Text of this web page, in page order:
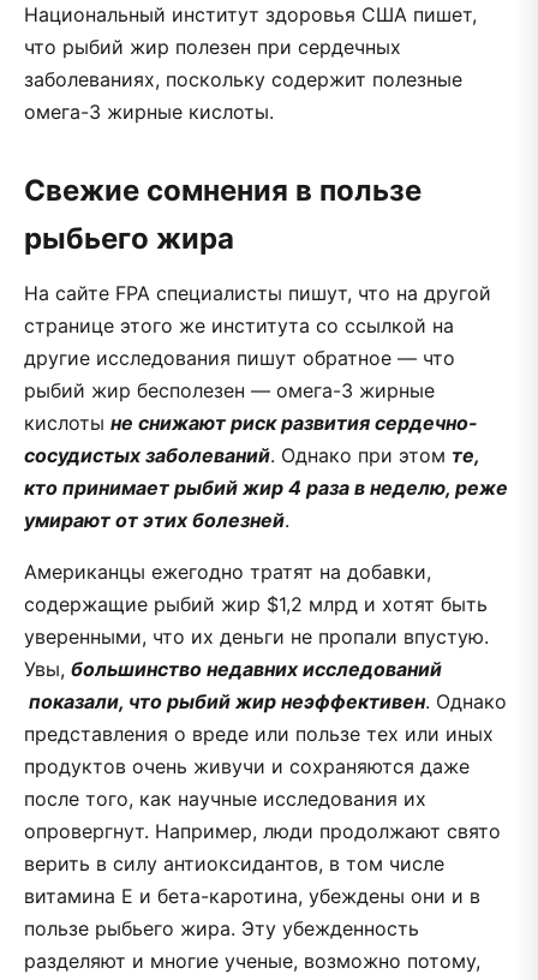
Национальный институт здоровья США пишет,
что рыбий жир полезен при сердечных
заболеваниях, поскольку содержит полезные
омега-3 жирные кислоты.
Свежие сомнения в пользе
рыбьего жира
На сайте FPA специалисты пишут, что на другой
странице этого же института со ссылкой на
другие исследования пишут обратное — что
рыбий жир бесполезен — омега-3 жирные
кислоты не снижают риск развития сердечно-
сосудистых заболеваний. Однако при этом те,
кто принимает рыбий жир 4 раза в неделю, реже
умирают от этих болезней.
Американцы ежегодно тратят на добавки,
содержащие рыбий жир $1,2 млрд и хотят быть
уверенными, что их деньги не пропали впустую.
Увы, большинство недавних исследований
показали, что рыбий жир неэффективен. Однако
представления о вреде или пользе тех или иных
продуктов очень живучи и сохраняются даже
после того, как научные исследования их
опровергнут. Например, люди продолжают свято
верить в силу антиоксидантов, в том числе
витамина Е и бета-каротина, убеждены они и в
пользе рыбьего жира. Эту убежденность
разделяют и многие ученые, возможно потому,